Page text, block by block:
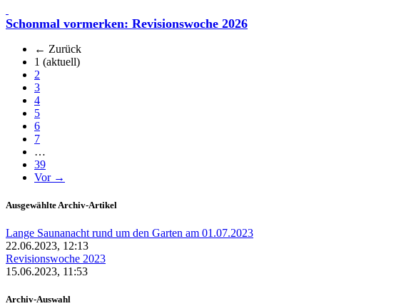
Schonmal vormerken: Revisionswoche 2026
← Zurück
1 (aktuell)
2
3
4
5
6
7
…
39
Vor →
Ausgewählte Archiv-Artikel
Lange Saunanacht rund um den Garten am 01.07.2023
22.06.2023, 12:13
Revisionswoche 2023
15.06.2023, 11:53
Archiv-Auswahl